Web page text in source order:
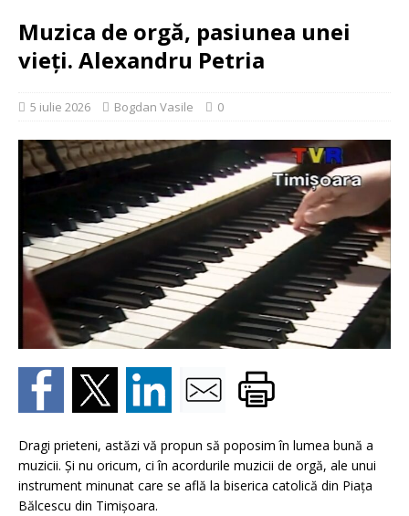
Muzica de orgă, pasiunea unei
vieți. Alexandru Petria
5 iulie 2026 Bogdan Vasile 0
Dragi prieteni, astăzi vă propun să poposim în lumea bună a
muzicii. Și nu oricum, ci în acordurile muzicii de orgă, ale unui
instrument minunat care se află la biserica catolică din Piața
Bălcescu din Timișoara.